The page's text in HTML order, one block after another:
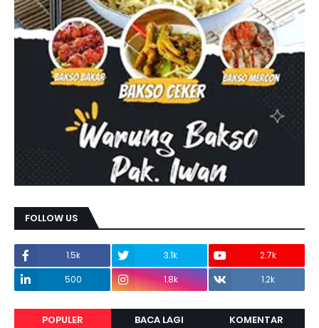
FOLLOW US
1.5k 3.1k
2.7k
500
1.8k 1.2k
POPULER BACA LAGI KOMENTAR